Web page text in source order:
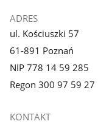
ADRES
ul. Kościuszki 57
61-891 Poznań
NIP 778 14 59 285
Regon 300 97 59 27
KONTAKT